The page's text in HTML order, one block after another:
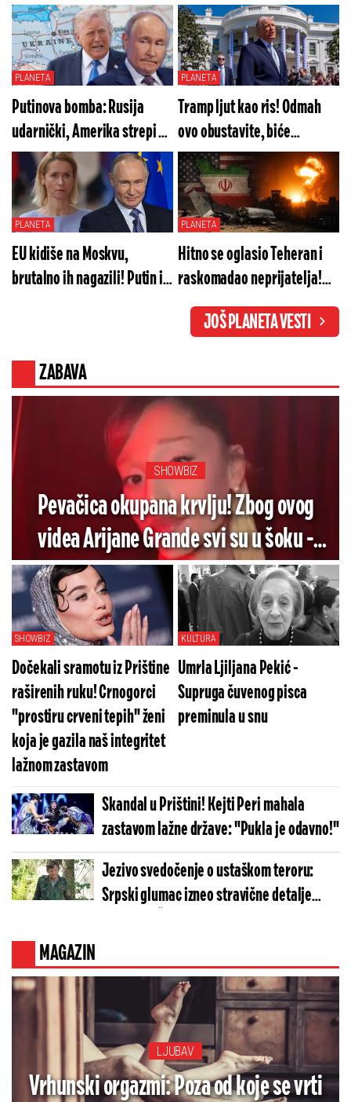
PLANETA
Putinova bomba: Rusija
udarnički, Amerika strepi od
sledećeg poteza
PLANETA
Tramp ljut kao ris! Odmah
ovo obustavite, biće
posledica
PLANETA
EU kidiše na Moskvu,
brutalno ih nagazili! Putin im
PLANETA
Hitno se oglasio Teheran i
raskomadao neprijatelja!
Sve je dokumentovano
JOŠ PLANETA VESTI
ZABAVA
SHOWBIZ
Pevačica okupana krvlju! Zbog ovog
videa Arijane Grande svi su u šoku -
Pogledajte koliko je jezivo (VIDEO)
SHOWBIZ
Dočekali sramotu iz Prištine
raširenih ruku! Crnogorci
"prostiru crveni tepih" ženi
koja je gazila naš integritet
lažnom zastavom
KULTURA
Umrla Ljiljana Pekić -
Supruga čuvenog pisca
preminula u snu
Skandal u Prištini! Kejti Peri mahala
zastavom lažne države: "Pukla je odavno!"
Jezivo svedočenje o ustaškom teroru:
Srpski glumac izneo stravične detalje
MAGAZIN
LJUBAV
Vrhunski orgazmi: Poza od koje se vrti